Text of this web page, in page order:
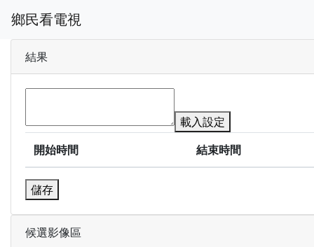
鄉民看電視
結果
載入設定
開始時間
結束時間
儲存
候選影像區